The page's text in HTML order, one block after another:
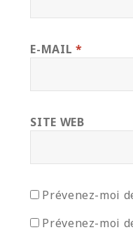
E-MAIL *
SITE WEB
Prévenez-moi
Prévenez-moi